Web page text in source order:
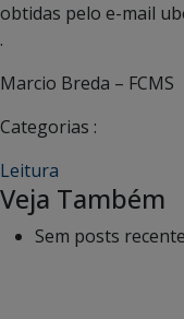
obtidas pelo e-mail
.
Marcio Breda – FCMS
Categorias :
Leitura
Veja Também
Sem posts